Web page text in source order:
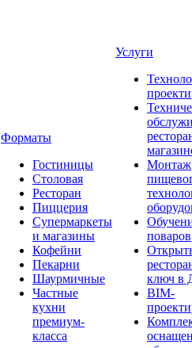
Форматы
Гостиницы
Столовая
Ресторан
Пиццерия
Супермаркеты
и магазины
Кофейни
Пекарни
Шаурмичные
Частные
кухни
премиум-
класса
Услуги
Монтаж
поваров
ключ в
BIM-